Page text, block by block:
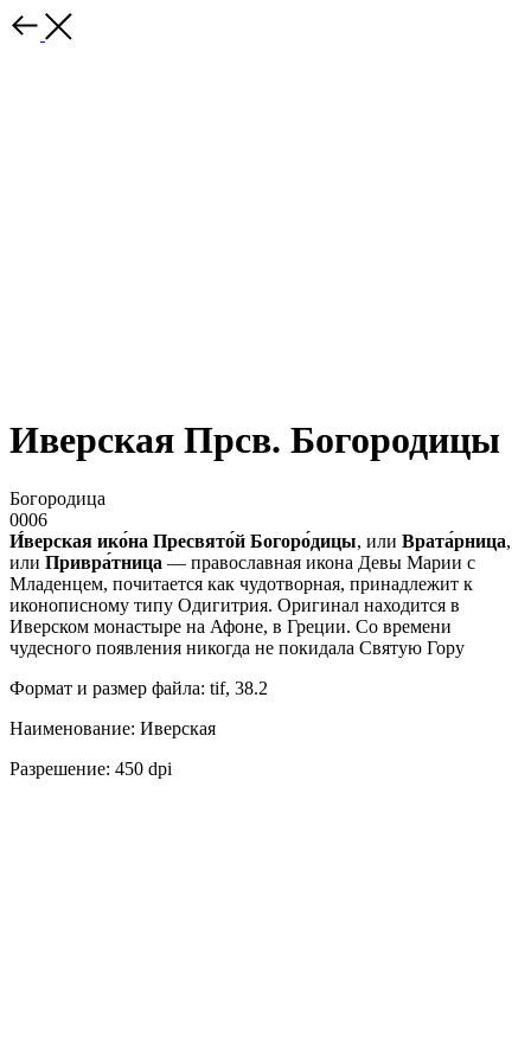
Иверская Прсв. Богородицы
Богородица
0006
И́верская ико́на Пресвято́й Богоро́дицы, или Врата́рница,
или Привра́тница — православная икона Девы Марии с
Младенцем, почитается как чудотворная, принадлежит к
иконописному типу Одигитрия. Оригинал находится в
Иверском монастыре на Афоне, в Греции. Со времени
чудесного появления никогда не покидала Святую Гору
Формат и размер файла: tif, 38.2
Наименование: Иверская
Разрешение: 450 dpi